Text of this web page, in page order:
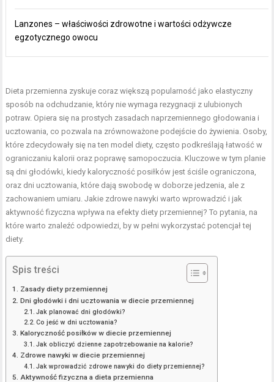
Lanzones – właściwości zdrowotne i wartości odżywcze
egzotycznego owocu
Dieta przemienna zyskuje coraz większą popularność jako elastyczny
sposób na odchudzanie, który nie wymaga rezygnacji z ulubionych
potraw. Opiera się na prostych zasadach naprzemiennego głodowania i
ucztowania, co pozwala na zrównoważone podejście do żywienia. Osoby,
które zdecydowały się na ten model diety, często podkreślają łatwość w
ograniczaniu kalorii oraz poprawę samopoczucia. Kluczowe w tym planie
są dni głodówki, kiedy kaloryczność posiłków jest ściśle ograniczona,
oraz dni ucztowania, które dają swobodę w doborze jedzenia, ale z
zachowaniem umiaru. Jakie zdrowe nawyki warto wprowadzić i jak
aktywność fizyczna wpływa na efekty diety przemiennej? To pytania, na
które warto znaleźć odpowiedzi, by w pełni wykorzystać potencjał tej
diety.
Spis treści
Zasady diety przemiennej
Dni głodówki i dni ucztowania w diecie przemiennej
Jak planować dni głodówki?
Co jeść w dni ucztowania?
Kaloryczność posiłków w diecie przemiennej
Jak obliczyć dzienne zapotrzebowanie na kalorie?
Zdrowe nawyki w diecie przemiennej
Jak wprowadzić zdrowe nawyki do diety przemiennej?
Aktywność fizyczna a dieta przemienna